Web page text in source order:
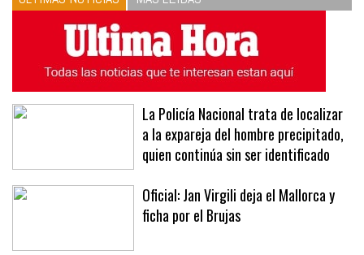
ÚLTIMAS NOTICIAS MÁS LEÍDAS
La Policía Nacional trata de localizar
a la expareja del hombre precipitado,
quien continúa sin ser identificado
Oficial: Jan Virgili deja el Mallorca y